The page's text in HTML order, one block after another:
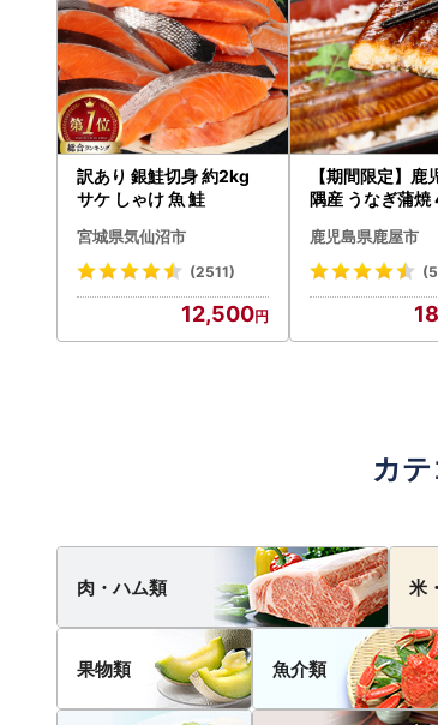
訳あり 銀鮭切身 約2kg
サケ しゃけ 魚 鮭
宮城県気仙沼市
(2511)
12,500
【期間限定】鹿
隅産 うなぎ蒲焼
cp18 うなぎ 鰻
菜
鹿児島県鹿屋市
カ
肉・ハム類 米
果物類 魚介類